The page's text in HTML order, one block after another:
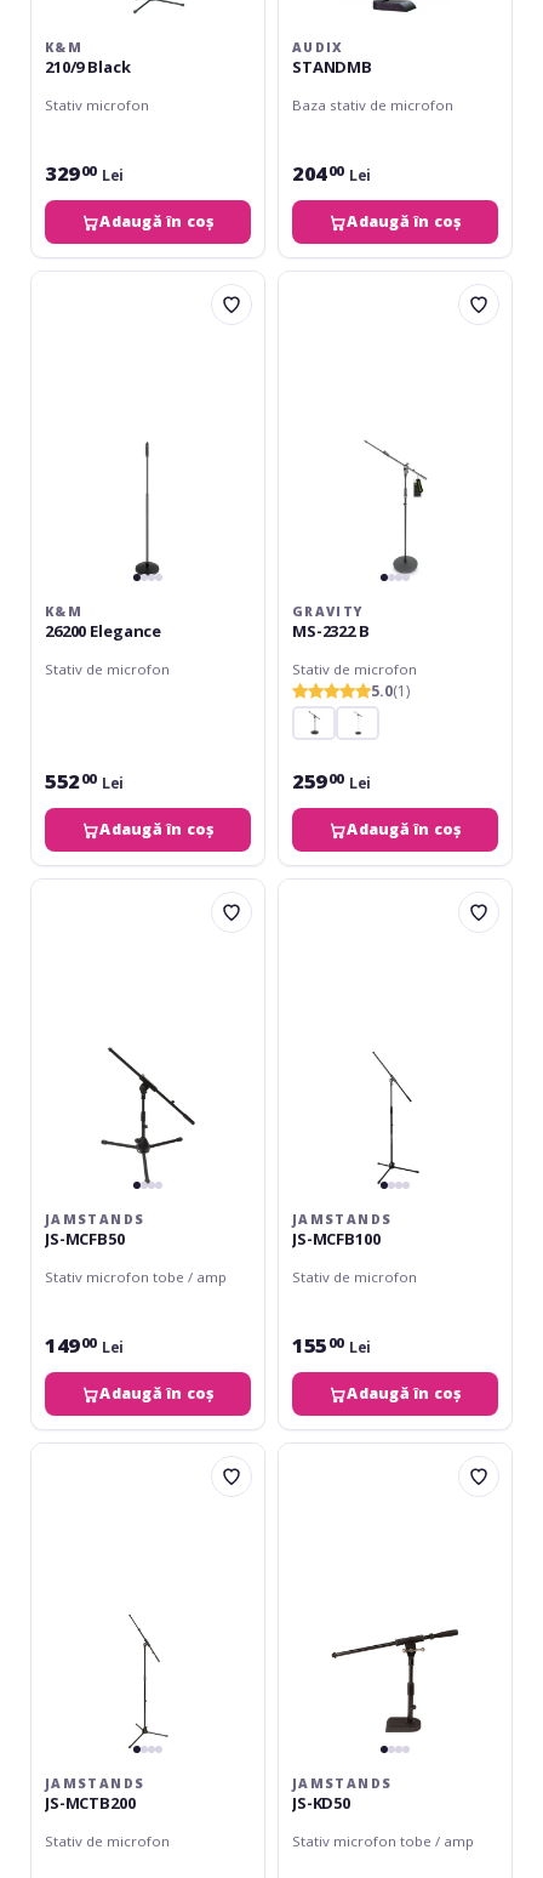
K&M
210/9 Black
Stativ microfon
32900 Lei
Adaugă în coș
AUDIX
STANDMB
Baza stativ de microfon
20400 Lei
Adaugă în coș
K&M
K&M
26200 Elegance
Stativ de microfon
55200 Lei
Adaugă în coș
Gravity
GRAVITY
MS-2322 B
Stativ de microfon
5.0(1)
25900 Lei
Adaugă în coș
JamStands
JAMSTANDS
JS-MCFB50
Stativ microfon tobe / amp
14900 Lei
Adaugă în coș
JamStands
JAMSTANDS
JS-MCFB100
Stativ de microfon
155 00 Lei
Adaugă în coș
JamStands
JAMSTANDS
JS-MCTB200
Stativ de microfon
JamStands
JAMSTANDS
JS-KD50
Stativ microfon tobe / amp